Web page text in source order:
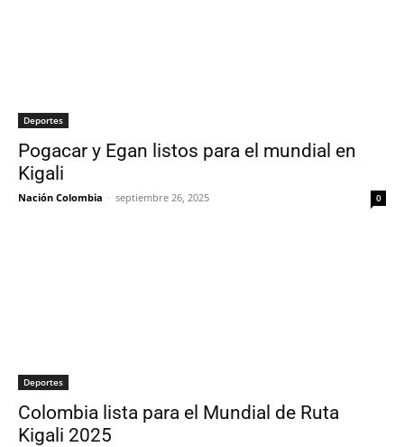
Deportes
Pogacar y Egan listos para el mundial en
Kigali
Nación Colombia - septiembre 26, 2025 0
Deportes
Colombia lista para el Mundial de Ruta
Kigali 2025